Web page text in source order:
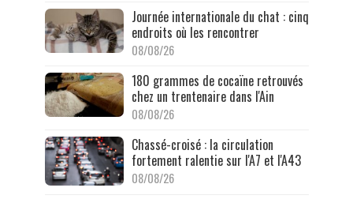
Journée internationale du chat : cinq
endroits où les rencontrer
08/08/26
180 grammes de cocaïne retrouvés
chez un trentenaire dans l'Ain
08/08/26
Chassé-croisé : la circulation
fortement ralentie sur l'A7 et l'A43
08/08/26